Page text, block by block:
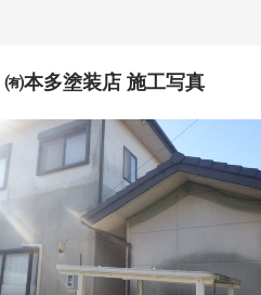
本多塗装店 施工写真